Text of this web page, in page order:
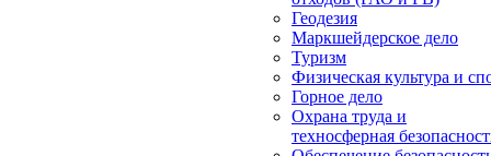
Геодезия
Маркшейдерское дело
Туризм
Физическая культура и
Горное дело
Охрана труда и
техносферная